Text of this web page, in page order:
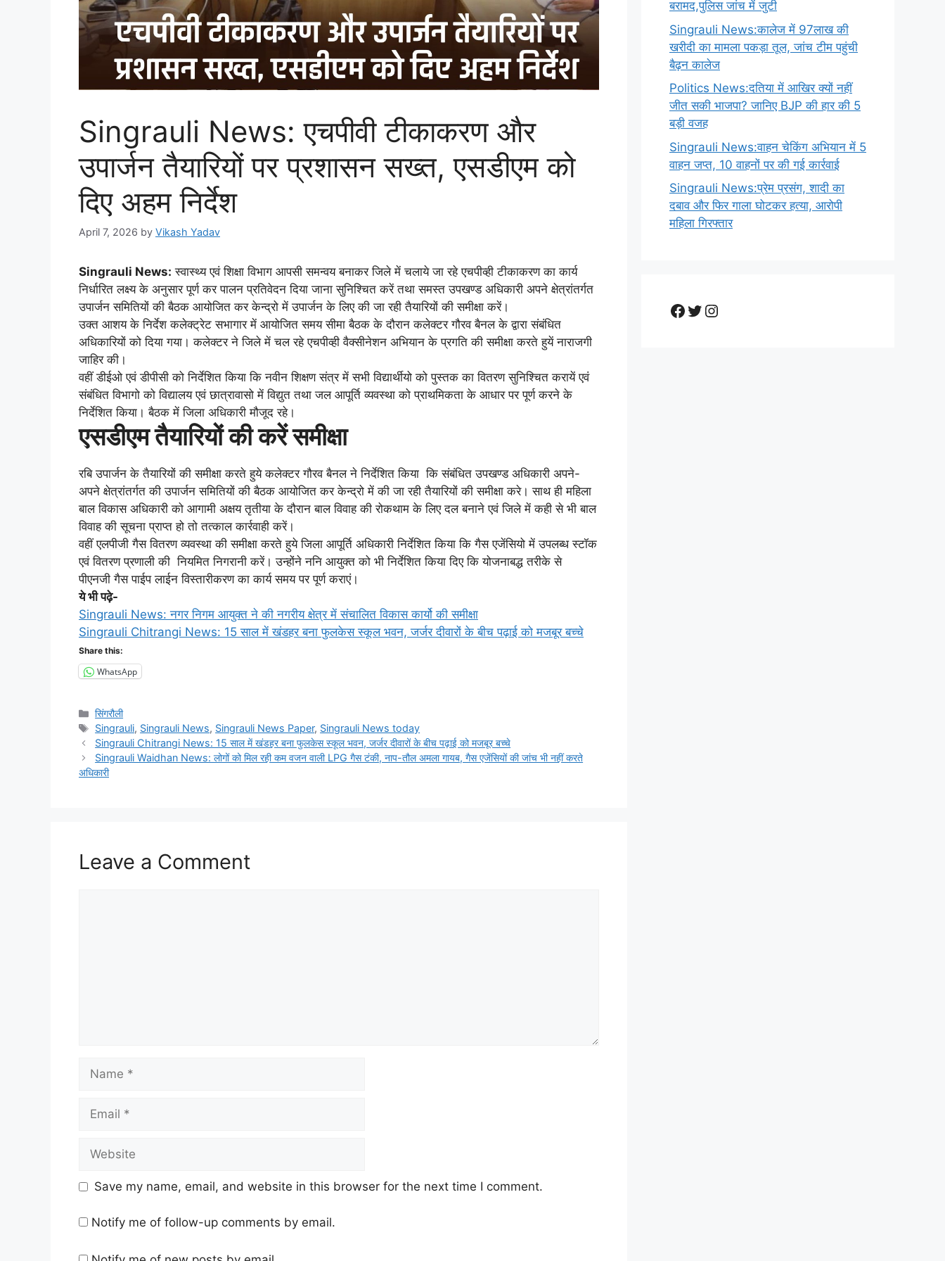
Singrauli News: एचपीवी टीकाकरण और
उपार्जन तैयारियों पर प्रशासन सख्त, एसडीएम को
दिए अहम निर्देश
April 7, 2026 by Vikash Yadav
Singrauli News: स्वास्थ्य एवं शिक्षा विभाग आपसी समन्वय बनाकर जिले में चलाये जा रहे एचपीव्ही टीकाकरण का कार्य
निर्धारित लक्ष्य के अनुसार पूर्ण कर पालन प्रतिवेदन दिया जाना सुनिश्चित करें तथा समस्त उपखण्ड अधिकारी अपने क्षेत्रांतर्गत
उपार्जन समितियों की बैठक आयोजित कर केन्द्रो में उपार्जन के लिए की जा रही तैयारियों की समीक्षा करें।
उक्त आशय के निर्देश कलेक्ट्रेट सभागार में आयोजित समय सीमा बैठक के दौरान कलेक्टर गौरव बैनल के द्वारा संबंधित
अधिकारियों को दिया गया। कलेक्टर ने जिले में चल रहे एचपीव्ही वैक्सीनेशन अभियान के प्रगति की समीक्षा करते हुयें नाराजगी
जाहिर की।
वहीं डीईओ एवं डीपीसी को निर्देशित किया कि नवीन शिक्षण संत्र में सभी विद्यार्थीयो को पुस्तक का वितरण सुनिश्चित करायें एवं
संबंधित विभागो को विद्यालय एवं छात्रावासो में विद्युत तथा जल आपूर्ति व्यवस्था को प्राथमिकता के आधार पर पूर्ण करने के
निर्देशित किया। बैठक में जिला अधिकारी मौजूद रहे।
एसडीएम तैयारियों की करें समीक्षा
रबि उपार्जन के तैयारियों की समीक्षा करते हुये कलेक्टर गौरव बैनल ने निर्देशित किया कि संबंधित उपखण्ड अधिकारी अपने-
अपने क्षेत्रांतर्गत की उपार्जन समितियों की बैठक आयोजित कर केन्द्रो में की जा रही तैयारियों की समीक्षा करे। साथ ही महिला
बाल विकास अधिकारी को आगामी अक्षय तृतीया के दौरान बाल विवाह की रोकथाम के लिए दल बनाने एवं जिले में कही से भी बाल
विवाह की सूचना प्राप्त हो तो तत्काल कार्रवाही करें।
वहीं एलपीजी गैस वितरण व्यवस्था की समीक्षा करते हुये जिला आपूर्ति अधिकारी निर्देशित किया कि गैस एजेंसियो में उपलब्ध स्टॉक
एवं वितरण प्रणाली की नियमित निगरानी करें। उन्होंने ननि आयुक्त को भी निर्देशित किया दिए कि योजनाबद्ध तरीके से
पीएनजी गैस पाईप लाईन विस्तारीकरण का कार्य समय पर पूर्ण कराएं।
ये भी पढ़े-
Singrauli News: नगर निगम आयुक्त ने की नगरीय क्षेत्र में संचालित विकास कार्यो की समीक्षा
Singrauli Chitrangi News: 15 साल में खंडहर बना फुलकेस स्कूल भवन, जर्जर दीवारों के बीच पढ़ाई को मजबूर बच्चे
Share this:
WhatsApp
Categories
सिंगरौली
Tags
Singrauli, Singrauli News, Singrauli News Paper, Singrauli News today
Singrauli Chitrangi News: 15 साल में खंडहर बना फुलकेस स्कूल भवन, जर्जर दीवारों के बीच पढ़ाई को मजबूर बच्चे
Singrauli Waidhan News: लोगों को मिल रही कम वजन वाली LPG गैस टंकी, नाप-तौल अमला गायब, गैस एजेंसियों की जांच भी नहीं करते
अधिकारी
Leave a Comment
Name
Email
Website
Save my name, email, and website in this browser for the next time I comment.
Notify me of follow-up comments by email.
बरामद,पुलिस जांच में जुटी
Singrauli News:कालेज में 97लाख की
खरीदी का मामला पकड़ा तूल, जांच टीम पहुंची
बैढ़न कालेज
Politics News:दतिया में आखिर क्यों नहीं
जीत सकी भाजपा? जानिए BJP की हार की 5
बड़ी वजह
Singrauli News:वाहन चेकिंग अभियान में 5
वाहन जप्त, 10 वाहनों पर की गई कार्रवाई
Singrauli News:प्रेम प्रसंग, शादी का
दबाव और फिर गाला घोटकर हत्या, आरोपी
महिला गिरफ्तार
Facebook
Twitter
Instagram